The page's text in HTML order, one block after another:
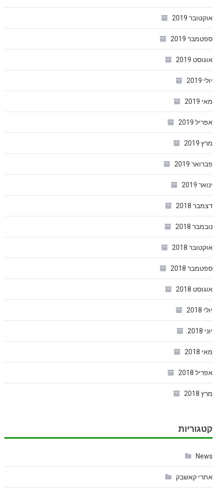
אוקטובר 2019
ספטמבר 2019
אוגוסט 2019
יולי 2019
מאי 2019
אפריל 2019
מרץ 2019
פברואר 2019
ינואר 2019
דצמבר 2018
נובמבר 2018
אוקטובר 2018
ספטמבר 2018
אוגוסט 2018
יולי 2018
יוני 2018
מאי 2018
אפריל 2018
מרץ 2018
קטגוריות
News
אתרי קאשבק